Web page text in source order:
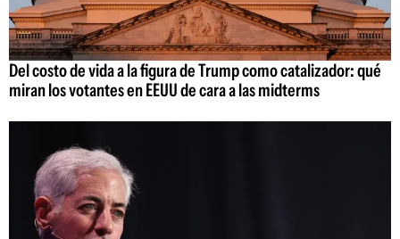
Del costo de vida a la figura de Trump como catalizador: qué
miran los votantes en EEUU de cara a las midterms